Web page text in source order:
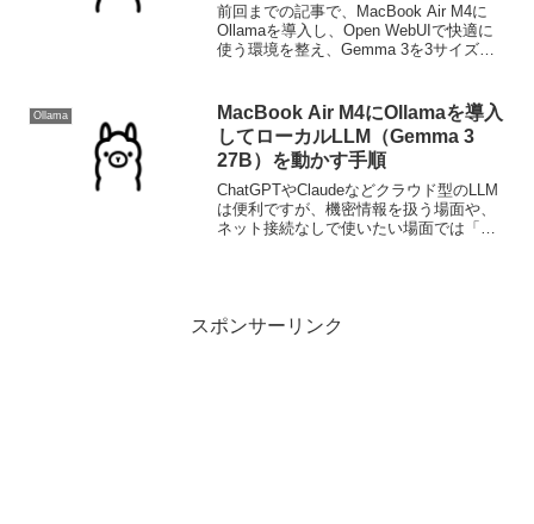
前回までの記事で、MacBook Air M4に
Ollamaを導入し、Open WebUIで快適に
使う環境を整え、Gemma 3を3サイズで
を叩い...
Ollama
MacBook Air M4にOllamaを導入
してローカルLLM（Gemma 3
27B）を動かす手順
ChatGPTやClaudeなどクラウド型のLLM
は便利ですが、機密情報を扱う場面や、
ネット接続なしで使いたい場面では「ロ
スポンサーリンク